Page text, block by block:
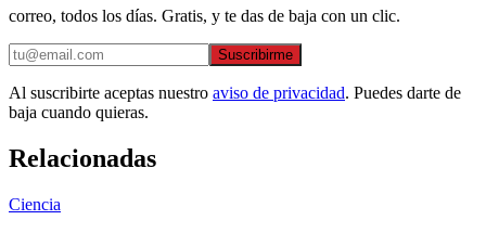
correo, todos los días. Gratis, y te das de baja con un clic.
Suscribirme
Al suscribirte aceptas nuestro aviso de privacidad. Puedes darte de
baja cuando quieras.
Relacionadas
Ciencia